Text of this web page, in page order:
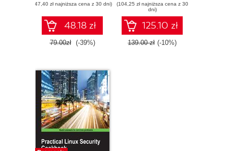
(47,40 zł najniższa cena z 30 dni)
48.18 zł
79.00zł (-39%)
modern-day
attacks with
practical recipes -
Second Edition
(104,25 zł najniższa cena z 30
dni)
125.10 zł
139.00 zł (-10%)